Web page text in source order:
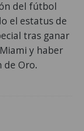
del fútbol
el estatus de
tras ganar
y haber
de Oro.